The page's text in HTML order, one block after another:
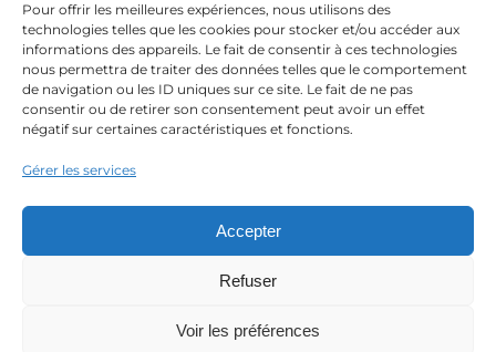
Pour offrir les meilleures expériences, nous utilisons des
technologies telles que les cookies pour stocker et/ou accéder aux
informations des appareils. Le fait de consentir à ces technologies
nous permettra de traiter des données telles que le comportement
de navigation ou les ID uniques sur ce site. Le fait de ne pas
consentir ou de retirer son consentement peut avoir un effet
négatif sur certaines caractéristiques et fonctions.
Gérer les services
Accepter
Refuser
Voir les préférences
Nos sessions
Ressources
Contact
Politique de cookies (UE)
Mentions légales
Politique de confidentialité des données (RGPD)
CONTACT
7, rue de Marigné-Peuton – 53200 Château-
Gontier
contact@adx-formation.com
© Copyright 2024 ADX Formation | Tous droits réservés